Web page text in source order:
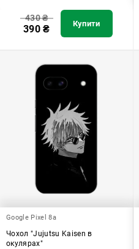
430₴
390₴ Купити
Google Pixel 8a
Чохол "Jujutsu Kaisen в
окулярах"